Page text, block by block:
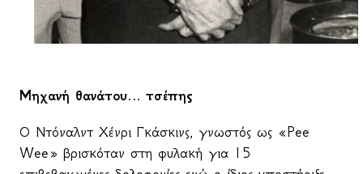
Μηχανή θανάτου… τσέπης
Ο Ντόναλντ Χένρι Γκάσκινς, γνωστός ως «Pee
Wee» βρισκόταν στη φυλακή για 15